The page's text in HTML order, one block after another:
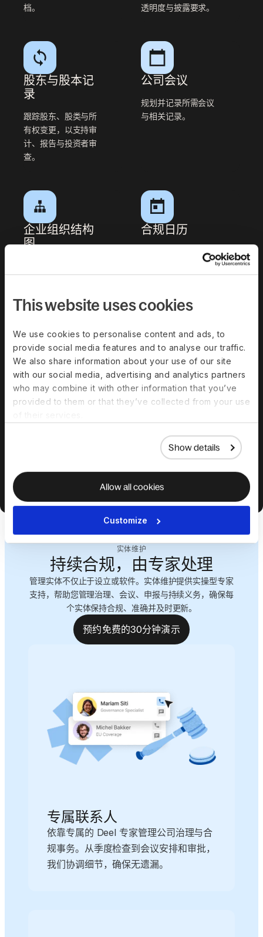
This website uses cookies
We use cookies to personalise content and ads, to
provide social media features and to analyse our traffic.
We also share information about your use of our site
with our social media, advertising and analytics partners
who may combine it with other information that you’ve
provided to them or that they’ve collected from your use
Show details
Allow all cookies
Customize
档。
透明度与披露要求。
股东与股本记
录
跟踪股东、股类与所
有权变更，以支持审
计、报告与投资者审
查。
公司会议
规划并记录所需会议
与相关记录。
企业组织结构
图
的企业版图。
合规日历
在一个集中日历中监
控申报截止、续期与
审计追踪
自动记录操作与变更
实体维护
持续合规，由专家处理
管理实体不仅止于设立或软件。实体维护提供实操型专家
支持，帮助您管理治理、会议、申报与持续义务，确保每
个实体保持合规、准确并及时更新。
预约免费的30分钟演示
专属联系人
依靠专属的 Deel 专家管理公司治理与合
规事务。从季度检查到会议安排和审批，
我们协调细节，确保无遗漏。